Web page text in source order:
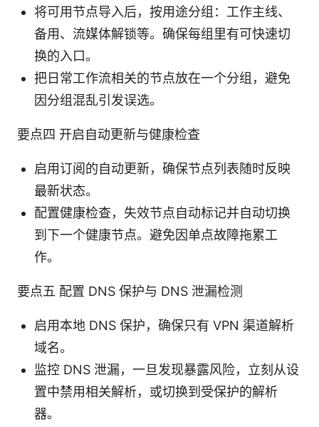
将可用节点导入后，按用途分组：工作主线、
备用、流媒体解锁等。确保每组里有可快速切
换的入口。
把日常工作流相关的节点放在一个分组，避免
因分组混乱引发误选。
要点四 开启自动更新与健康检查
启用订阅的自动更新，确保节点列表随时反映
最新状态。
配置健康检查，失效节点自动标记并自动切换
到下一个健康节点。避免因单点故障拖累工
作。
要点五 配置 DNS 保护与 DNS 泄漏检测
启用本地 DNS 保护，确保只有 VPN 渠道解析
域名。
监控 DNS 泄漏，一旦发现暴露风险，立刻从设
置中禁用相关解析，或切换到受保护的解析
器。